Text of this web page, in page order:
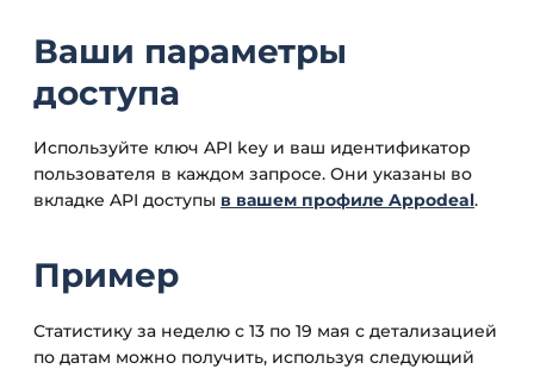
Ваши параметры
доступа
Используйте ключ API key и ваш идентификатор
пользователя в каждом запросе. Они указаны во
вкладке API доступы в вашем профиле Appodeal.
Пример
Статистику за неделю с 13 по 19 мая с детализацией
по датам можно получить, используя следующий